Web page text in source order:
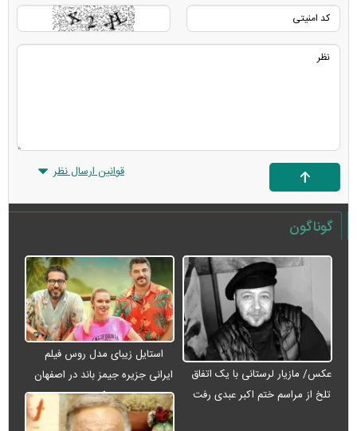
قوانین ارسال نظر
گوناگون
عکس/ مازیار لرستانی با یک اتفاق
تلخ از مراسم ختم اکبر عبدی رفت
استایل زیبای مدل روس فیلم
ایرانی جزیره جیمز باند در اصفهان
+ عکس